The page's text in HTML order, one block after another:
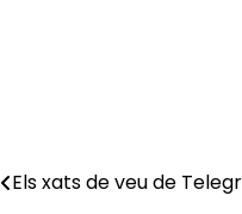
Navegació
Els xats de veu de